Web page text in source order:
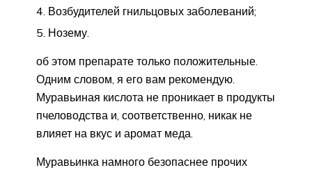
Возбудителей гнильцовых заболеваний;
Нозему.
об этом препарате только положительные.
Одним словом, я его вам рекомендую.
Муравьиная кислота не проникает в продукты
пчеловодства и, соответственно, никак не
влияет на вкус и аромат меда.
Муравьинка намного безопаснее прочих